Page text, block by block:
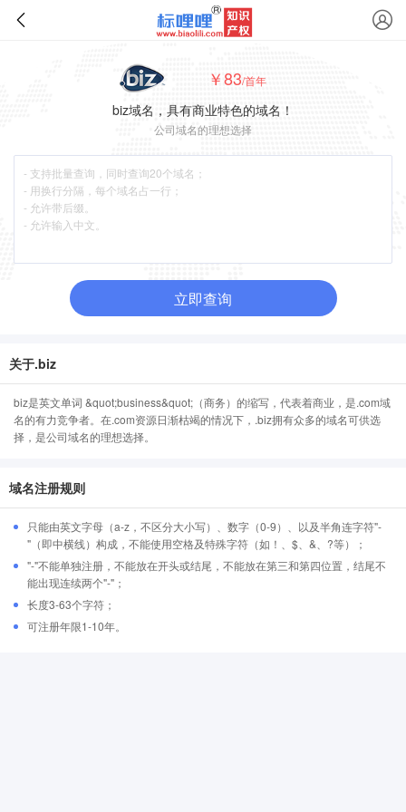
￥83/首年
biz域名，具有商业特色的域名！
公司域名的理想选择
立即查询
关于.biz
biz是英文单词 &quot;business&quot;（商务）的缩写，代表着商业，是.com域
名的有力竞争者。在.com资源日渐枯竭的情况下，.biz拥有众多的域名可供选
择，是公司域名的理想选择。
域名注册规则
只能由英文字母（a-z，不区分大小写）、数字（0-9）、以及半角连字符"-
"（即中横线）构成，不能使用空格及特殊字符（如！、$、&、?等）；
"-"不能单独注册，不能放在开头或结尾，不能放在第三和第四位置，结尾不
能出现连续两个"-"；
长度3-63个字符；
可注册年限1-10年。